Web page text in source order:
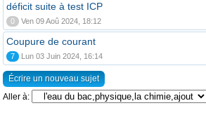
déficit suite à test ICP
0 Ven 09 Aoû 2024, 18:12
Coupure de courant
7 Lun 03 Juin 2024, 16:14
Écrire un nouveau sujet
Aller à: